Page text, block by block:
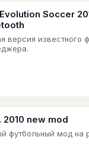
Soccer
версия известного
2010 new mod
футбольный мод на